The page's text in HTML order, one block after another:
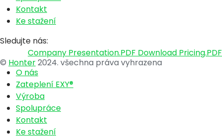
Kontakt
Ke stažení
Sledujte nás:
Company Presentation.PDF Download Pricing.PDF
© Honter2024. všechna práva vyhrazena
O nás
Zateplení EXY®
Výroba
Spolupráce
Kontakt
Ke stažení